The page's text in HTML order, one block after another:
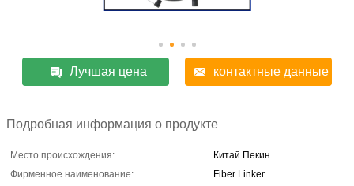
Лучшая цена контактные данные
Подробная информация о продукте
Место происхождения:
Китай Пекин
Фирменное наименование:
Fiber Linker